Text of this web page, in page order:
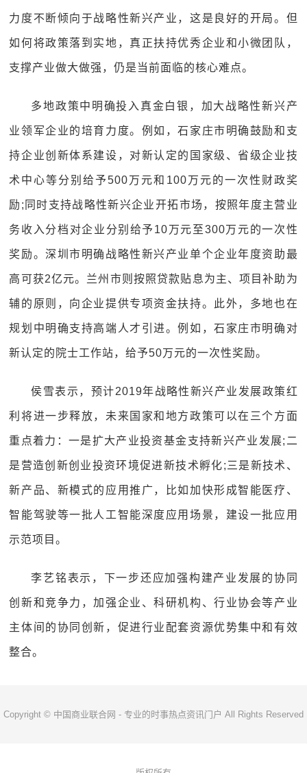
力度不断倾向于战略性新兴产业，这是良好的开局。但
如何将政策落到实地，真正扶持优秀企业和小微团队，
支撑产业做大做强，仍是当前面临的核心难点。
多地政策中明确投入真金白银，加大战略性新兴产
业领军企业的培育力度。例如，石家庄市明确鼓励和支
持企业创新体系建设，对新认定的国家级、省级企业技
术中心等分别给予500万元和100万元的一次性财政奖
励;同时支持战略性新兴企业开拓市场，按照年度主营业
务收入分档对企业分别给予10万元至300万元的一次性
奖励。深圳市明确战略性新兴产业单个企业年度资助最
高可获2亿元。兰州市则按照贷款贴息为主、项目补助为
辅的原则，向企业提供专项资金扶持。此外，多地也在
规划中明确支持高端人才引进。例如，石家庄市明确对
新认定的院士工作站，给予50万元的一次性奖励。
侯雪表示，预计2019年战略性新兴产业发展政策红
利将进一步释放，未来国家和地方政策可以在三个方面
重点着力：一是扩大产业投资基金支持新兴产业发展;二
是营造创新创业投资环境促进新技术孵化;三是新技术、
新产品、新模式的应用推广，比如加快形成智能医疗、
智能驾驶等一批人工智能深度应用场景，建设一批应用
示范项目。
李艺铭表示，下一步还应加强构建产业发展的协同
创新和竞争力，加强企业、科研机构、行业协会等产业
主体间的协同创新，促进行业配套资源优势集中和有效
整合。
Copyright © 中国商业联合网 - 专业的时事热点资讯门户 All Rights Reserved